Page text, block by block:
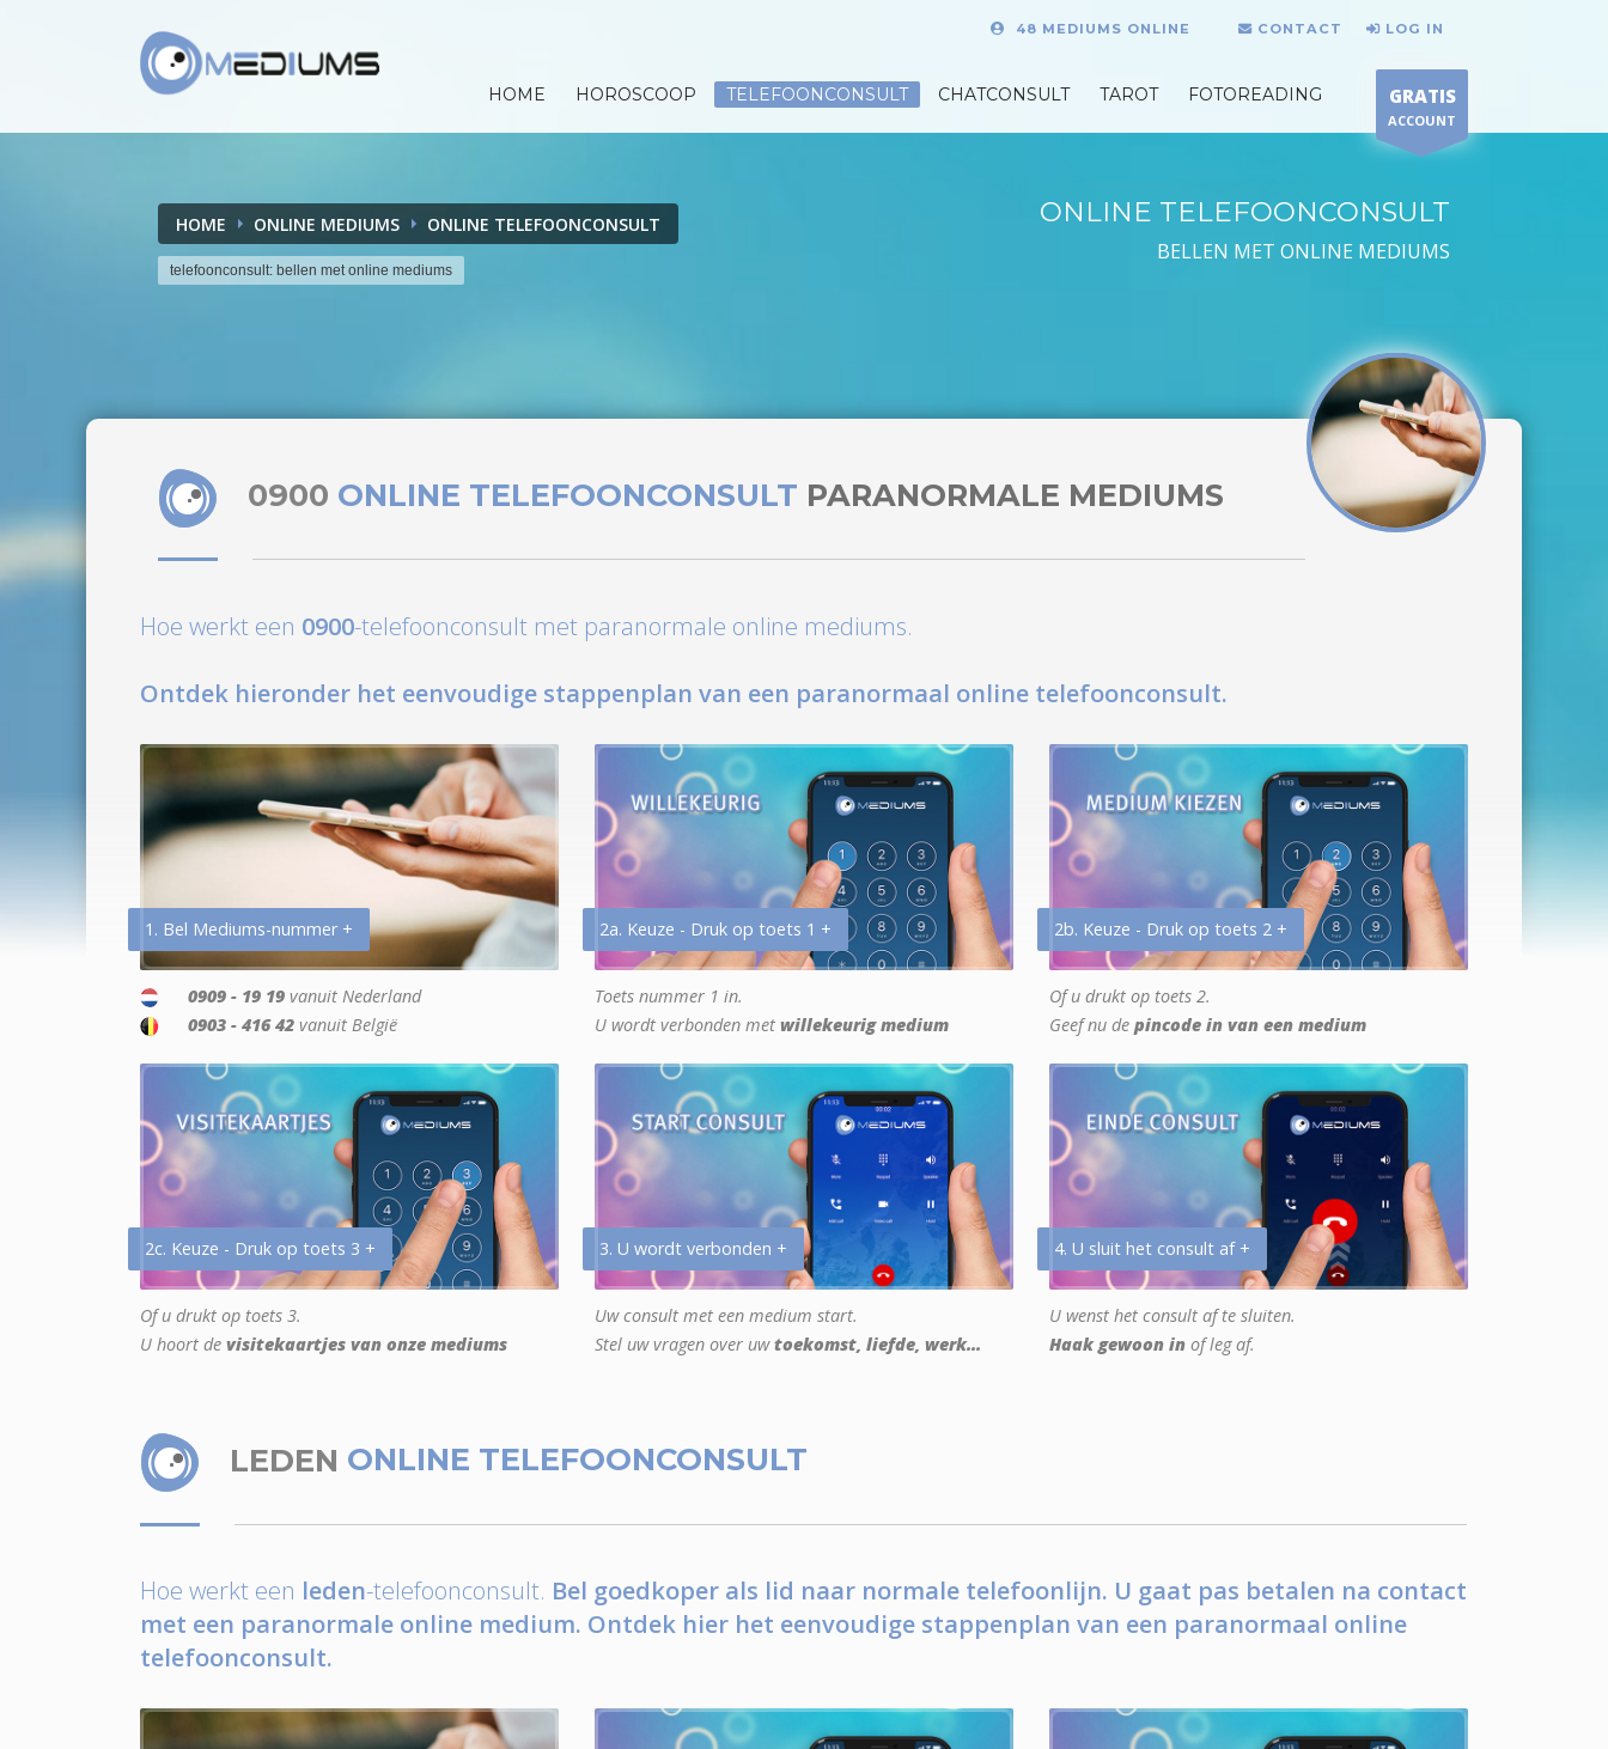
48 MEDIUMS ONLINE CONTACT LOG IN
HOME HOROSCOOP TELEFOONCONSULT CHATCONSULT TAROT FOTOREADING GRATIS
ACCOUNT
HOME ONLINE MEDIUMS ONLINE TELEFOONCONSULT
telefoonconsult: bellen met online mediums
ONLINE TELEFOONCONSULT
BELLEN MET ONLINE MEDIUMS
0900 ONLINE TELEFOONCONSULT PARANORMALE MEDIUMS
Hoe werkt een 0900-telefoonconsult met paranormale online mediums.
Ontdek hieronder het eenvoudige stappenplan van een paranormaal online telefoonconsult.
1. Bel Mediums-nummer +
0909 - 19 19 vanuit Nederland
0903 - 416 42 vanuit België
2a. Keuze - Druk op toets 1 +
Toets nummer 1 in.
U wordt verbonden met willekeurig medium
2b. Keuze - Druk op toets 2 +
Of u drukt op toets 2.
Geef nu de pincode in van een medium
2c. Keuze - Druk op toets 3 +
Of u drukt op toets 3.
U hoort de visitekaartjes van onze mediums
3. U wordt verbonden +
Uw consult met een medium start.
Stel uw vragen over uwtoekomst, liefde, werk...
4. U sluit het consult af +
U wenst het consult af te sluiten.
Haak gewoon in of leg af.
LEDEN ONLINE TELEFOONCONSULT
Hoe werkt een leden-telefoonconsult. Bel goedkoper als lid naar normale telefoonlijn. U gaat pas betalen na contact
met een paranormale online medium. Ontdek hier het eenvoudige stappenplan van een paranormaal online
telefoonconsult.